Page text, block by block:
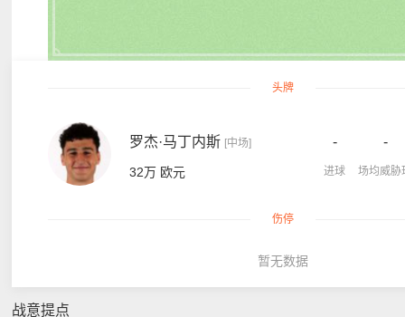
头牌
罗杰·马丁内斯 [中场]
32万 欧元
-
进球
-
场均威胁
伤停
暂无数据
战意提点